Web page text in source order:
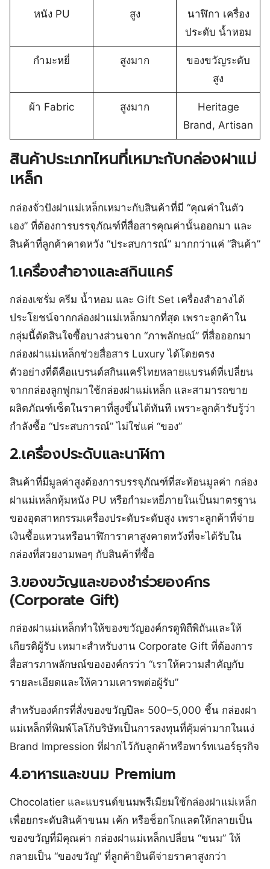
หนัง PU สูง
นาฬิกา เครื่อง
ประดับ น้ำหอม
กำมะหยี่ สูงมาก
ของขวัญระดับ
สูง
ผ้า Fabric สูงมาก
Heritage
Brand, Artisan
สินค้าประเภทไหนที่เหมาะกับกล่องฝาแม่
เหล็ก
กล่องจั่วปังฝาแม่เหล็กเหมาะกับสินค้าที่มี “คุณค่าในตัว
เอง” ที่ต้องการบรรจุภัณฑ์ที่สื่อสารคุณค่านั้นออกมา และ
สินค้าที่ลูกค้าคาดหวัง “ประสบการณ์” มากกว่าแค่ “สินค้า”
1.เครื่องสำอางและสกินแคร์
กล่องเซรั่ม ครีม น้ำหอม และ Gift Set เครื่องสำอางได้
ประโยชน์จากกล่องฝาแม่เหล็กมากที่สุด เพราะลูกค้าใน
กลุ่มนี้ตัดสินใจซื้อบางส่วนจาก “ภาพลักษณ์” ที่สื่อออกมา
กล่องฝาแม่เหล็กช่วยสื่อสาร Luxury ได้โดยตรง
ตัวอย่างที่ดีคือแบรนด์สกินแคร์ไทยหลายแบรนด์ที่เปลี่ยน
จากกล่องลูกฟูกมาใช้กล่องฝาแม่เหล็ก และสามารถขาย
ผลิตภัณฑ์เซ็ตในราคาที่สูงขึ้นได้ทันที เพราะลูกค้ารับรู้ว่า
กำลังซื้อ “ประสบการณ์” ไม่ใช่แค่ “ของ”
2.เครื่องประดับและนาฬิกา
สินค้าที่มีมูลค่าสูงต้องการบรรจุภัณฑ์ที่สะท้อนมูลค่า กล่อง
ฝาแม่เหล็กหุ้มหนัง PU หรือกำมะหยี่ภายในเป็นมาตรฐาน
ของอุตสาหกรรมเครื่องประดับระดับสูง เพราะลูกค้าที่จ่าย
เงินซื้อแหวนหรือนาฬิการาคาสูงคาดหวังที่จะได้รับใน
กล่องที่สวยงามพอๆ กับสินค้าที่ซื้อ
3.ของขวัญและของชำร่วยองค์กร
(Corporate Gift)
กล่องฝาแม่เหล็กทำให้ของขวัญองค์กรดูพิถีพิถันและให้
เกียรติผู้รับ เหมาะสำหรับงาน Corporate Gift ที่ต้องการ
สื่อสารภาพลักษณ์ขององค์กรว่า “เราให้ความสำคัญกับ
รายละเอียดและให้ความเคารพต่อผู้รับ”
สำหรับองค์กรที่สั่งของขวัญปีละ 500–5,000 ชิ้น กล่องฝา
แม่เหล็กที่พิมพ์โลโก้บริษัทเป็นการลงทุนที่คุ้มค่ามากในแง่
Brand Impression ที่ฝากไว้กับลูกค้าหรือพาร์ทเนอร์ธุรกิจ
4.อาหารและขนม Premium
Chocolatier และแบรนด์ขนมพรีเมียมใช้กล่องฝาแม่เหล็ก
เพื่อยกระดับสินค้าขนม เค้ก หรือช็อกโกแลตให้กลายเป็น
ของขวัญที่มีคุณค่า กล่องฝาแม่เหล็กเปลี่ยน “ขนม” ให้
กลายเป็น “ของขวัญ” ที่ลูกค้ายินดีจ่ายราคาสูงกว่า